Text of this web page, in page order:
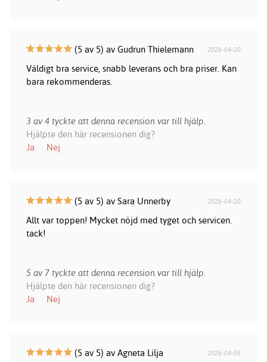
(5 av 5) av Gudrun Thielemann 2026-04-20
Väldigt bra service, snabb leverans och bra priser. Kan
bara rekommenderas.
3 av 4 tyckte att denna recension var till hjälp.
Hjälpte den här recensionen dig?
Ja
Nej
(5 av 5) av Sara Unnerby 2026-04-10
Allt var toppen! Mycket nöjd med tyget och servicen.
tack!
5 av 7 tyckte att denna recension var till hjälp.
Hjälpte den här recensionen dig?
Ja
Nej
(5 av 5) av Agneta Lilja 2026-04-05